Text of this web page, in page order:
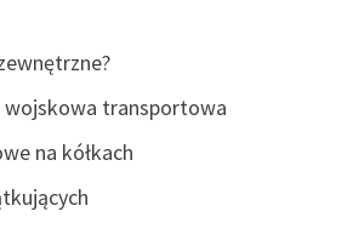
wojskowa transportowa
na kółkach